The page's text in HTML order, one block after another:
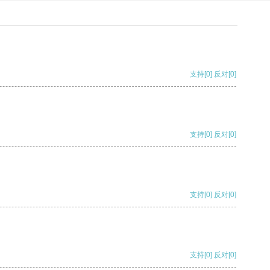
支持[0] 反对[0]
支持[0] 反对[0]
支持[0] 反对[0]
支持[0] 反对[0]